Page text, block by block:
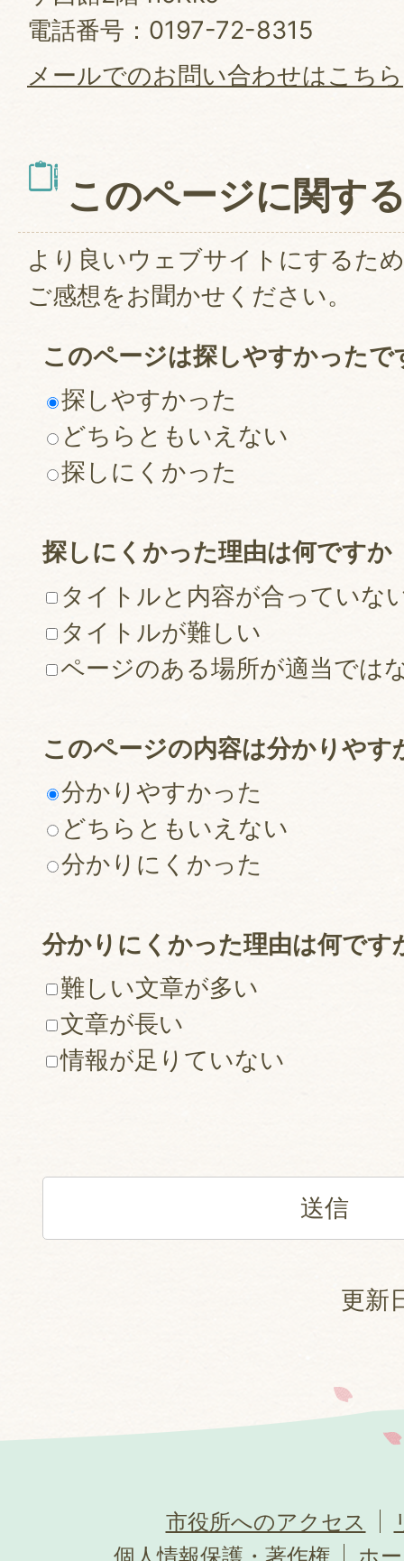
電話番号：0197-72-8315
メールでのお問い合わせはこちら
このページに関す
より良いウェブサイトにするた
ご感想をお聞かせください。
このページは探しやすかったで
探しやすかった
どちらともいえない
探しにくかった
探しにくかった理由は何ですか
タイトルと内容が合っていな
タイトルが難しい
ページのある場所が適当では
このページの内容は分かりやす
分かりやすかった
どちらともいえない
分かりにくかった
分かりにくかった理由は何です
難しい文章が多い
文章が長い
情報が足りていない
更新
市役所へのアクセス